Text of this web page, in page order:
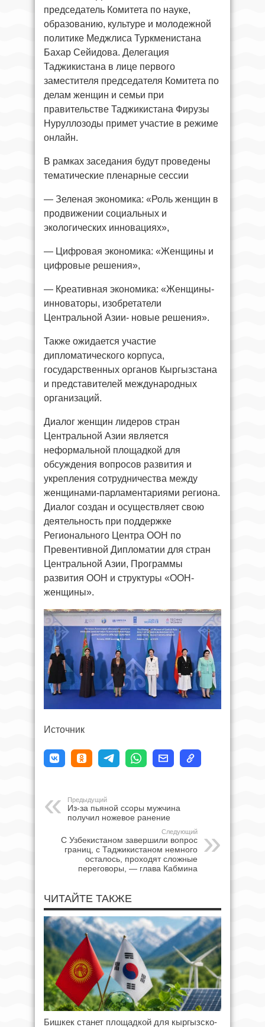
председатель Комитета по науке,
образованию, культуре и молодежной
политике Меджлиса Туркменистана
Бахар Сейидова. Делегация
Таджикистана в лице первого
заместителя председателя Комитета по
делам женщин и семьи при
правительстве Таджикистана Фирузы
Нуруллозоды примет участие в режиме
онлайн.
В рамках заседания будут проведены
тематические пленарные сессии
— Зеленая экономика: «Роль женщин в
продвижении социальных и
экологических инновациях»,
— Цифровая экономика: «Женщины и
цифровые решения»,
— Креативная экономика: «Женщины-
инноваторы, изобретатели
Центральной Азии- новые решения».
Также ожидается участие
дипломатического корпуса,
государственных органов Кыргызстана
и представителей международных
организаций.
Диалог женщин лидеров стран
Центральной Азии является
неформальной площадкой для
обсуждения вопросов развития и
укрепления сотрудничества между
женщинами-парламентариями региона.
Диалог создан и осуществляет свою
деятельность при поддержке
Регионального Центра ООН по
Превентивной Дипломатии для стран
Центральной Азии, Программы
развития ООН и структуры «ООН-
женщины».
Источник
Предыдущий
Из-за пьяной ссоры мужчина
получил ножевое ранение
Следующий
С Узбекистаном завершили вопрос
границ, с Таджикистаном немного
осталось, проходят сложные
переговоры, — глава Кабмина
ЧИТАЙТЕ ТАКЖЕ
Бишкек станет площадкой для кыргызско-